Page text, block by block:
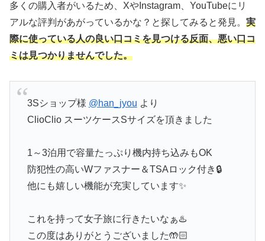
多くの購入者がいるため、XやInstagram、YouTubeにリ
アルな評判があがっているかな？と探してみると発見。 実
際に使っている人の良い口コミを見つける反面、悪い口コ
ミは見つかりませんでした。
3Sショップ様 @han_jyou より
ClioClio スーツケースSサイズを頂きました
1～3泊用で容量たっぷり機内持ち込みもOK
防犯性の高いWファスナー＆TSAロック付き️🔒
他にも嬉しい機能が充実しています✨️
これを持って女子旅に行きたいなぁ♨️
この度はありがとうございました🤲🏻